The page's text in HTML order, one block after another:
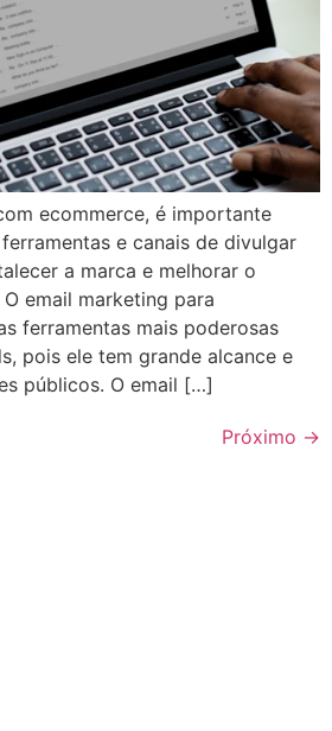
ecommerce, é importante
e canais de divulgar
a marca e melhorar o
email marketing para
ferramentas mais poderosas
pois ele tem grande alcance e
públicos. O email […]
Próximo →